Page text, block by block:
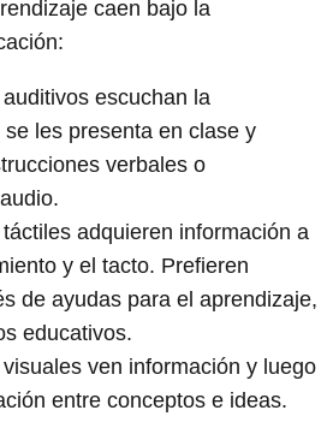
caen bajo la
escuchan la
les presenta en clase y
verbales o
adquieren información a
y el tacto. Prefieren
de ayudas para el aprendizaje,
educativos.
ven información y luego
entre conceptos e ideas.